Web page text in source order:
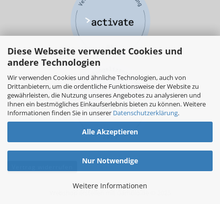
Diese Webseite verwendet Cookies und
andere Technologien
Wir verwenden Cookies und ähnliche Technologien, auch von
Drittanbietern, um die ordentliche Funktionsweise der Website zu
gewährleisten, die Nutzung unseres Angebotes zu analysieren und
Ihnen ein bestmögliches Einkaufserlebnis bieten zu können. Weitere
Informationen finden Sie in unserer Datenschutzerklärung.
Alle Akzeptieren
Nur Notwendige
Weitere Informationen